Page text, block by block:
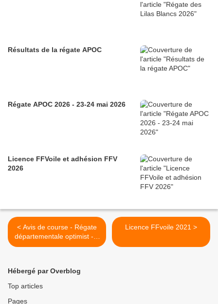
Résultats de la régate APOC
Régate APOC 2026 - 23-24 mai 2026
Licence FFVoile et adhésion FFV
2026
< Avis de course - Régate
départementale optimist - 8
novembe 2020
Licence FFvoile 2021 >
Hébergé par Overblog
Top articles
Pages